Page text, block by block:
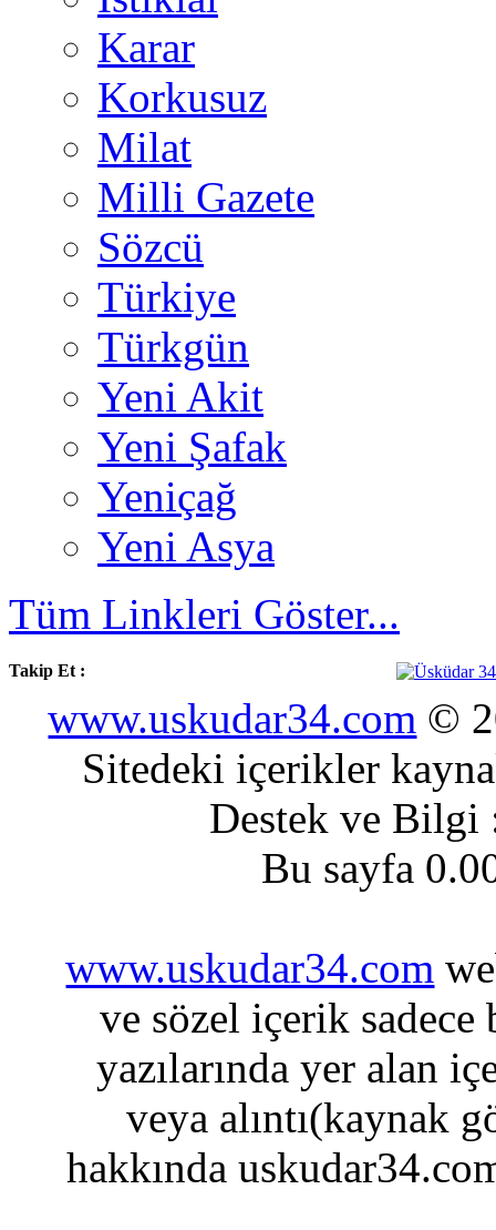
Karar
Korkusuz
Milat
Milli Gazete
Sözcü
Türkiye
Türkgün
Yeni Akit
Yeni Şafak
Yeniçağ
Yeni Asya
Tüm Linkleri Göster...
Takip Et :
www.uskudar34.com ©
Sitedeki içerikler
Destek ve
Bu sayfa
www.uskudar34.com
ve sözel içerik sadece
yazılarında yer alan
veya alıntı(kaynak
hakkında